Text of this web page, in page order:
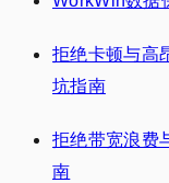
拒绝卡顿与高
坑指南
拒绝带宽浪费
南